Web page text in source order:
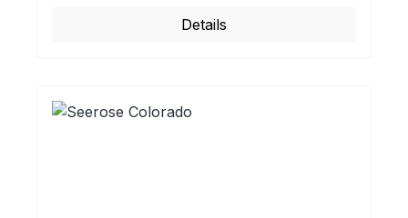
Details